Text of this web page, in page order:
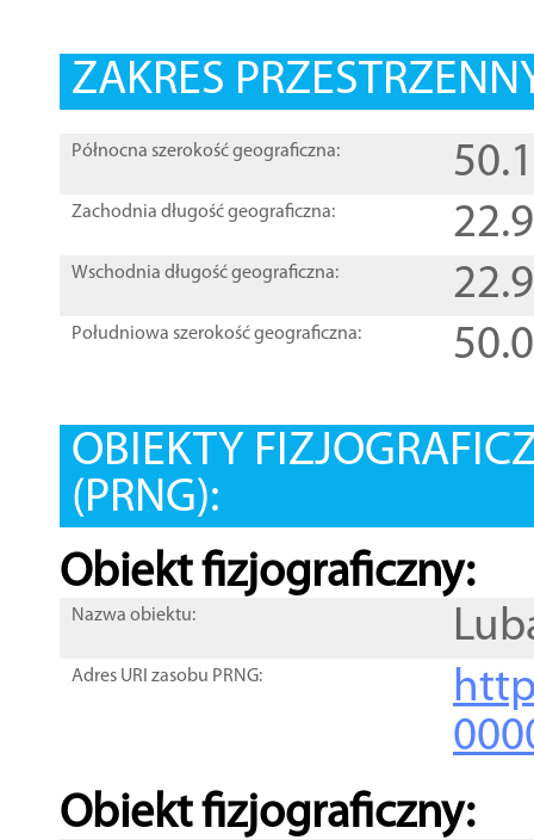
ZAKRES
Północna szerokość geograficzna:
Zachodnia długość geograficzna:
Wschodnia długość geograficzna:
Południowa szerokość geograficzna:
OBIEKTY
(PRNG):
Obiekt fizjograficzny:
Nazwa obiektu:
Adres URI zasobu PRNG:
Obiekt fizjograficzny: